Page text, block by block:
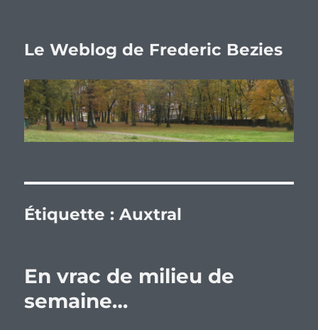
Le Weblog de Frederic Bezies
Étiquette :Auxtral
En vrac de milieu de
semaine…